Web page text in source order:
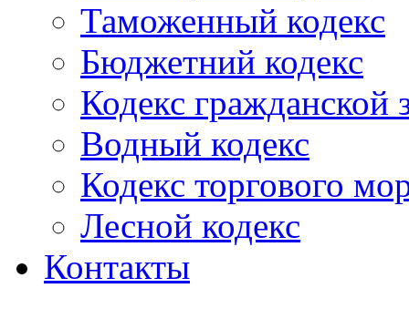
Таможенный кодекс
Бюджетний кодекс
Кодекс гражданской
Водный кодекс
Кодекс торгового
Лесной кодекс
Контакты